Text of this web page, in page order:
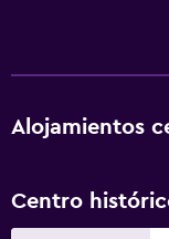
Alojamientos
Centro